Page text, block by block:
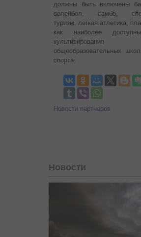
должны быть включены
волейбол, самбо,
туризм, легкая атлетика,
как наиболее
общеобразовательных
спорта.
Новости партнеров
Новости